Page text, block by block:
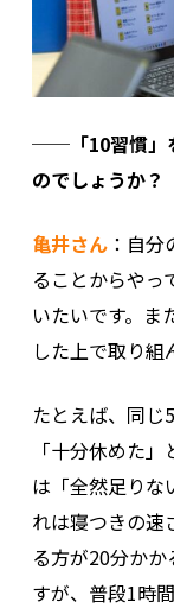
──「10習慣」
のでしょうか？
亀井さん：自分
ることからやっ
いたいです。ま
した上で取り組
たとえば、同じ
「十分休めた
は「全然足りな
れは寝つきの速
る方が20分か
すが、普段1時